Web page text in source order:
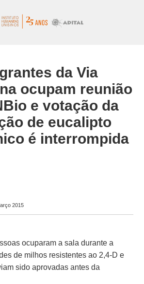
da Via
ocupam reunião
e votação da
de eucalipto
é interrompida
2015
ocuparam a sala durante a
de milhos resistentes ao 2,4-D e
sido aprovadas antes da